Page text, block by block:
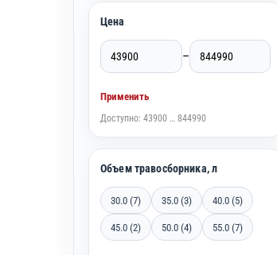
Цена
–
Применить
Доступно: 43900 … 844990
Объем травосборника, л
30.0 (7) 35.0 (3) 40.0 (5)
45.0 (2) 50.0 (4) 55.0 (7)